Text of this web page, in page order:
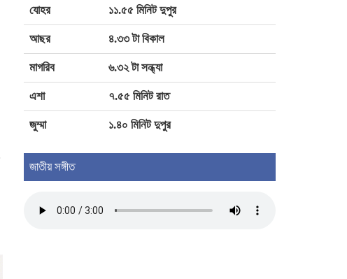
১০ আগস্ট প্রকাশ হচ্ছে এসএসসি
পরীক্ষার ফল
৩০০ উপজেলায় বিতরণ হবে পুষ্টিচাল
যোহর ১১.৫৫ মিনিট দুপুর
আছর ৪.৩৩ টা বিকাল
মাগরিব ৬.৩২ টা সন্ধ্যা
এশা ৭.৫৫ মিনিট রাত
জুম্মা ১.৪০ মিনিট দুপুর
জাতীয় সঙ্গীত